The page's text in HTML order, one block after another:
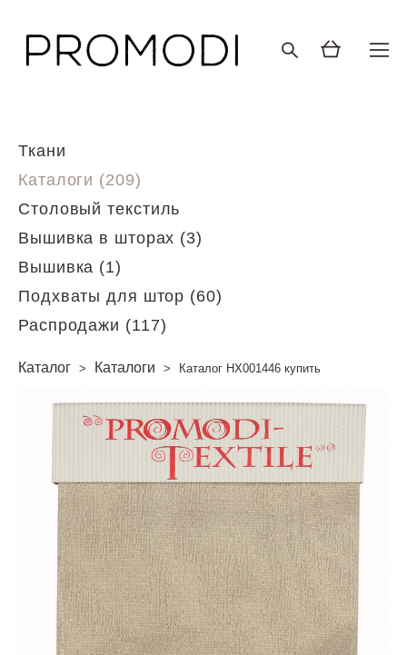
Ткани
Каталоги (209)
Столовый текстиль
Вышивка в шторах (3)
Вышивка (1)
Подхваты для штор (60)
Распродажи (117)
Каталог > Каталоги > Каталог HX001446 купить